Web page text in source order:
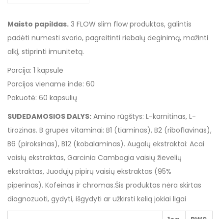
Maisto papildas. 3 FLOW slim flow produktas, galintis
padėti numesti svorio, pagreitinti riebalų deginimą, mažinti
alkį, stiprinti imunitetą.
Porcija: 1 kapsulė
Porcijos viename inde: 60
Pakuotė: 60 kapsulių
SUDEDAMOSIOS DALYS: Amino rūgštys: L-karnitinas, L-
tirozinas. B grupės vitaminai: B1 (tiaminas), B2 (riboflavinas),
B6 ​​(piroksinas), B12 (kobalaminas). Augalų ekstraktai: Acai
vaisių ekstraktas, Garcinia Cambogia vaisių žievelių
ekstraktas, Juodųjų pipirų vaisių ekstraktas (95%
piperinas). Kofeinas ir chromas.Šis produktas nėra skirtas
diagnozuoti, gydyti, išgydyti ar užkirsti kelią jokiai ligai